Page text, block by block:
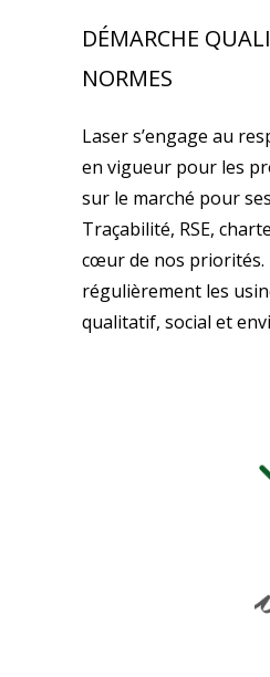
DÉMARCHE
NORMES
Laser s’engage au
en vigueur pour les
sur le marché pour
Traçabilité, RSE,
cœur de nos priorités.
régulièrement les
qualitatif, social et